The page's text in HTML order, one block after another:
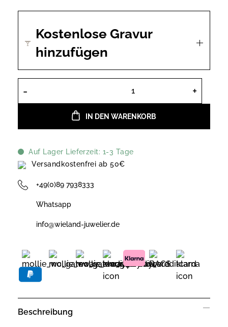
Kostenlose Gravur
hinzufügen
Xenox Ohrstecker aus Sterling
IN DEN WARENKORB
Auf Lager Lieferzeit: 1-3 Tage
Versandkostenfrei ab 50€
+49(0)89 7938333
Whatsapp
info@wieland-juwelier.de
Beschreibung